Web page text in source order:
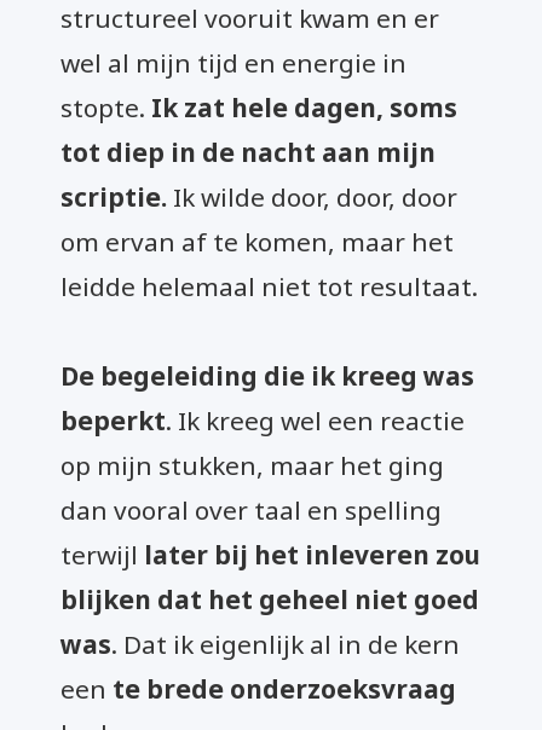
structureel vooruit kwam en er
wel al mijn tijd en energie in
stopte. Ik zat hele dagen, soms
tot diep in de nacht aan mijn
scriptie. Ik wilde door, door, door
om ervan af te komen, maar het
leidde helemaal niet tot resultaat.
De begeleiding die ik kreeg was
beperkt. Ik kreeg wel een reactie
op mijn stukken, maar het ging
dan vooral over taal en spelling
terwijl later bij het inleveren zou
blijken dat het geheel niet goed
was. Dat ik eigenlijk al in de kern
een te brede onderzoeksvraag